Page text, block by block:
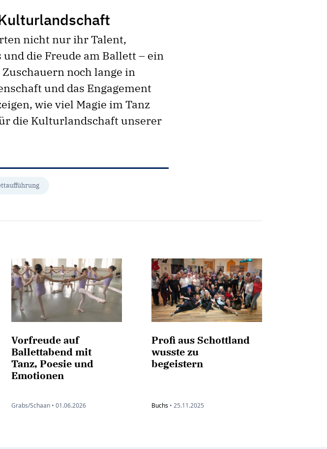
nicht nur ihr Talent,
die Freude am Ballett – ein
noch lange in
und das Engagement
wie viel Magie im Tanz
die Kulturlandschaft unserer
Vorfreude auf
Ballettabend mit
Tanz, Poesie und
Emotionen
Grabs/Schaan • 01.06.2026
Profi aus Schottland
wusste zu
begeistern
Buchs • 25.11.2025